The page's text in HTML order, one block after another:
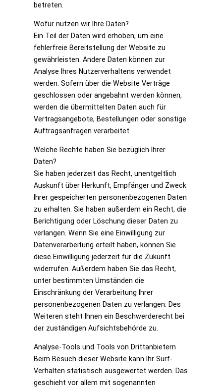
betreten.
Wofür nutzen wir Ihre Daten?
Ein Teil der Daten wird erhoben, um eine
fehlerfreie Bereitstellung der Website zu
gewährleisten. Andere Daten können zur
Analyse Ihres Nutzerverhaltens verwendet
werden. Sofern über die Website Verträge
geschlossen oder angebahnt werden können,
werden die übermittelten Daten auch für
Vertragsangebote, Bestellungen oder sonstige
Auftragsanfragen verarbeitet.
Welche Rechte haben Sie bezüglich Ihrer
Daten?
Sie haben jederzeit das Recht, unentgeltlich
Auskunft über Herkunft, Empfänger und Zweck
Ihrer gespeicherten personenbezogenen Daten
zu erhalten. Sie haben außerdem ein Recht, die
Berichtigung oder Löschung dieser Daten zu
verlangen. Wenn Sie eine Einwilligung zur
Datenverarbeitung erteilt haben, können Sie
diese Einwilligung jederzeit für die Zukunft
widerrufen. Außerdem haben Sie das Recht,
unter bestimmten Umständen die
Einschränkung der Verarbeitung Ihrer
personenbezogenen Daten zu verlangen. Des
Weiteren steht Ihnen ein Beschwerderecht bei
der zuständigen Aufsichtsbehörde zu.
Analyse-Tools und Tools von Drittanbietern
Beim Besuch dieser Website kann Ihr Surf-
Verhalten statistisch ausgewertet werden. Das
geschieht vor allem mit sogenannten